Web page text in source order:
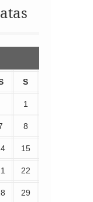
S
1
8
15
22
29